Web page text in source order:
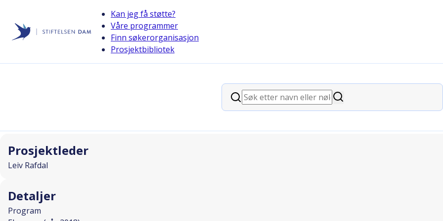
Kan jeg få støtte?
Våre programmer
Finn søkerorganisasjon
Prosjektbibliotek
Søk
Søk
Prosjektleder
Leiv Rafdal
Detaljer
Program